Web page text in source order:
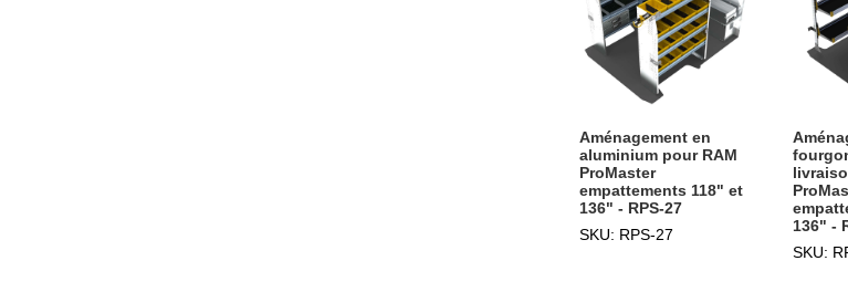
Aménagement en
aluminium pour RAM
ProMaster
empattements 118" et
136" - RPS-27
SKU: RPS-27
136" -
SKU: